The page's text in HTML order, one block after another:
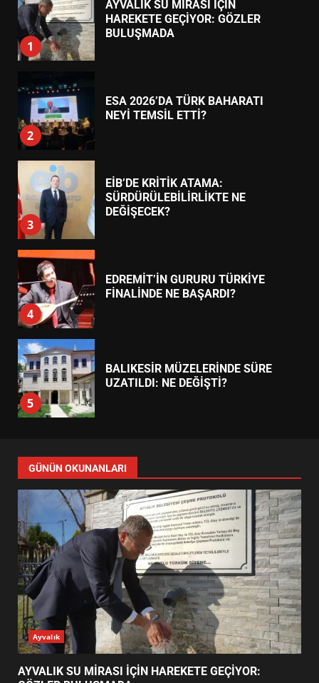
2
ESA 2026’DA TÜRK BAHARATI
NEYİ TEMSİL ETTİ?
3
EİB’DE KRİTİK ATAMA:
SÜRDÜRÜLEBİLİRLİKTE NE
4
EDREMİT’İN GURURU TÜRKİYE
FİNALİNDE NE BAŞARDI?
5
BALIKESİR MÜZELERİNDE SÜRE
6
BURHANİYE SATRANÇ
TURNUVASI KAYITLARI NEYİ
BURHANİYE BELEDİYESPOR’DA
YENİ YÖNETİM NASIL
ŞEKİLLENDİ?
1
AYVALIK SU MİRASI İÇİN
HAREKETE GEÇİYOR: GÖZLER
BULUŞMADA
ESA 2026’DA TÜRK BAHARATI
NEYİ TEMSİL ETTİ?
GÜNÜN OKUNANLARI
Ayvalık
AYVALIK SU MİRASI İÇİN HAREKETE GEÇİYOR: